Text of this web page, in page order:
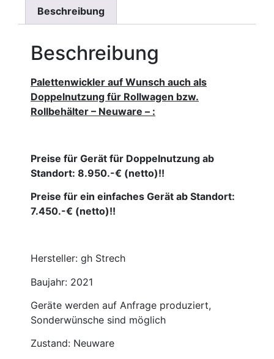
Beschreibung
Beschreibung
Palettenwickler auf Wunsch auch als
Doppelnutzung für Rollwagen bzw.
Rollbehälter – Neuware – :
Preise für Gerät für Doppelnutzung ab
Standort: 8.950.-€ (netto)!!
Preise für ein einfaches Gerät ab Standort:
7.450.-€ (netto)!!
Hersteller: gh Strech
Baujahr: 2021
Geräte werden auf Anfrage produziert,
Sonderwünsche sind möglich
Zustand: Neuware